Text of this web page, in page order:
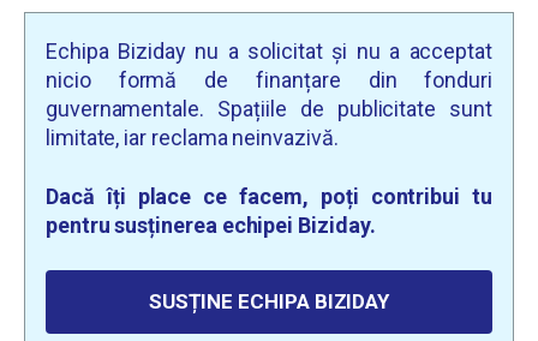
Echipa Biziday nu a solicitat și nu a acceptat
nicio formă de finanțare din fonduri
guvernamentale. Spațiile de publicitate sunt
limitate, iar reclama neinvazivă.
Dacă îți place ce facem, poți contribui tu
pentru susținerea echipei Biziday.
SUSȚINE ECHIPA BIZIDAY